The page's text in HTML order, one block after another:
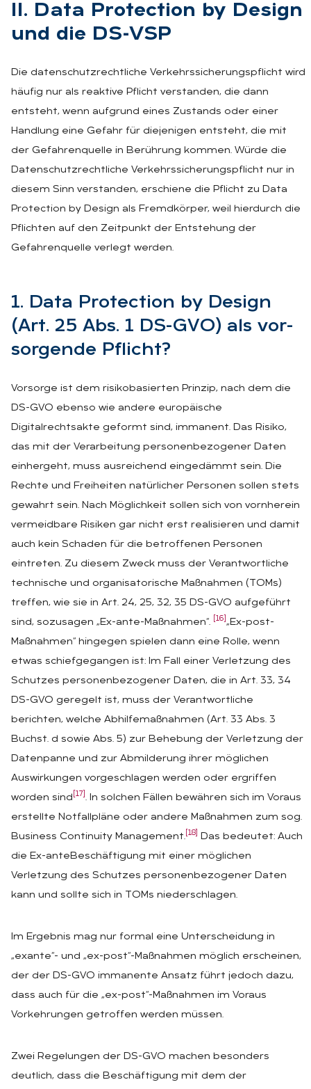
II. Data Pro­tec­tion by De­sign
und die DS-VSP
Die datenschutzrechtliche Verkehrssicherungspflicht wird
häufig nur als reaktive Pflicht verstanden, die dann
entsteht, wenn aufgrund eines Zustands oder einer
Handlung eine Gefahr für diejenigen entsteht, die mit
der Gefahrenquelle in Berührung kommen. Würde die
Datenschutzrechtliche Verkehrssicherungspflicht nur in
diesem Sinn verstanden, erschiene die Pflicht zu Data
Protection by Design als Fremdkörper, weil hierdurch die
Pflichten auf den Zeitpunkt der Entstehung der
Gefahrenquelle verlegt werden.
1. Data Pro­tec­tion by De­sign
(Art. 25 Abs. 1 DS-GVO) als vor­
sor­gen­de Pflicht?
Vorsorge ist dem risikobasierten Prinzip, nach dem die
DS-GVO ebenso wie andere europäische
Digitalrechtsakte geformt sind, immanent. Das Risiko,
das mit der Verarbeitung personenbezogener Daten
einhergeht, muss ausreichend eingedämmt sein. Die
Rechte und Freiheiten natürlicher Personen sollen stets
gewahrt sein. Nach Möglichkeit sollen sich von vornherein
vermeidbare Risiken gar nicht erst realisieren und damit
auch kein Schaden für die betroffenen Personen
eintreten. Zu diesem Zweck muss der Verantwortliche
technische und organisatorische Maßnahmen (TOMs)
treffen, wie sie in Art. 24, 25, 32, 35 DS-GVO aufgeführt
sind, sozusagen „Ex-ante-Maßnahmen“.
[16] „Ex-post-
Maßnahmen“ hingegen spielen dann eine Rolle, wenn
etwas schiefgegangen ist: Im Fall einer Verletzung des
Schutzes personenbezogener Daten, die in Art. 33, 34
DS-GVO geregelt ist, muss der Verantwortliche
berichten, welche Abhilfemaßnahmen (Art. 33 Abs. 3
Buchst. d sowie Abs. 5) zur Behebung der Verletzung der
Datenpanne und zur Abmilderung ihrer möglichen
Auswirkungen vorgeschlagen werden oder ergriffen
worden sind [17] . In solchen Fällen bewähren sich im Voraus
erstellte Notfallpläne oder andere Maßnahmen zum sog.
Business Continuity Management. [18]
Das bedeutet: Auch
die Ex-anteBeschäftigung mit einer möglichen
Verletzung des Schutzes personenbezogener Daten
kann und sollte sich in TOMs niederschlagen.
Im Ergebnis mag nur formal eine Unterscheidung in
„exante“- und „ex-post“-Maßnahmen möglich erscheinen,
der der DS-GVO immanente Ansatz führt jedoch dazu,
dass auch für die „ex-post“-Maßnahmen im Voraus
Vorkehrungen getroffen werden müssen.
Zwei Regelungen der DS-GVO machen besonders
deutlich, dass die Beschäftigung mit dem der